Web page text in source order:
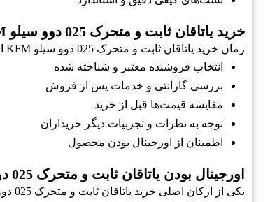
خرید یاتاقان ثابت و متحرک 025 دوو سیلو KFM اصلی
زمان خرید یاتاقان ثابت و متحرک 025 دوو سیلو KFM اصلی نکات زیر را در نظر داشته باشید:
انتخاب فروشنده معتبر و شناخته شده
بررسی گارانتی و خدمات پس از فروش
مقایسه قیمت‌ها قبل از خرید
توجه به نظرات و تجربیات دیگر خریداران
اطمینان از اورجینال بودن محصول
اورجینال بودن یاتاقان ثابت و متحرک 025 دوو سیلو KFM اصلی
یکی از ارکان اصلی خرید یاتاقان ثابت و متحرک 025 دوو سیلو KFM اصلی، توجه به اصل و اورجینال بودن آن است: